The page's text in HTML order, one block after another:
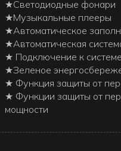
★Светодиодные фонари
★Музыкальные плееры
★Автоматическое
★Автоматическая
★ Подключение к
★Зеленое
★ Функция защиты от
★ Функции защиты от
мощности